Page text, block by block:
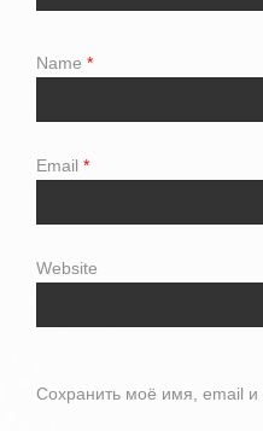
Name *
Email *
Website
Сохранить моё имя, email